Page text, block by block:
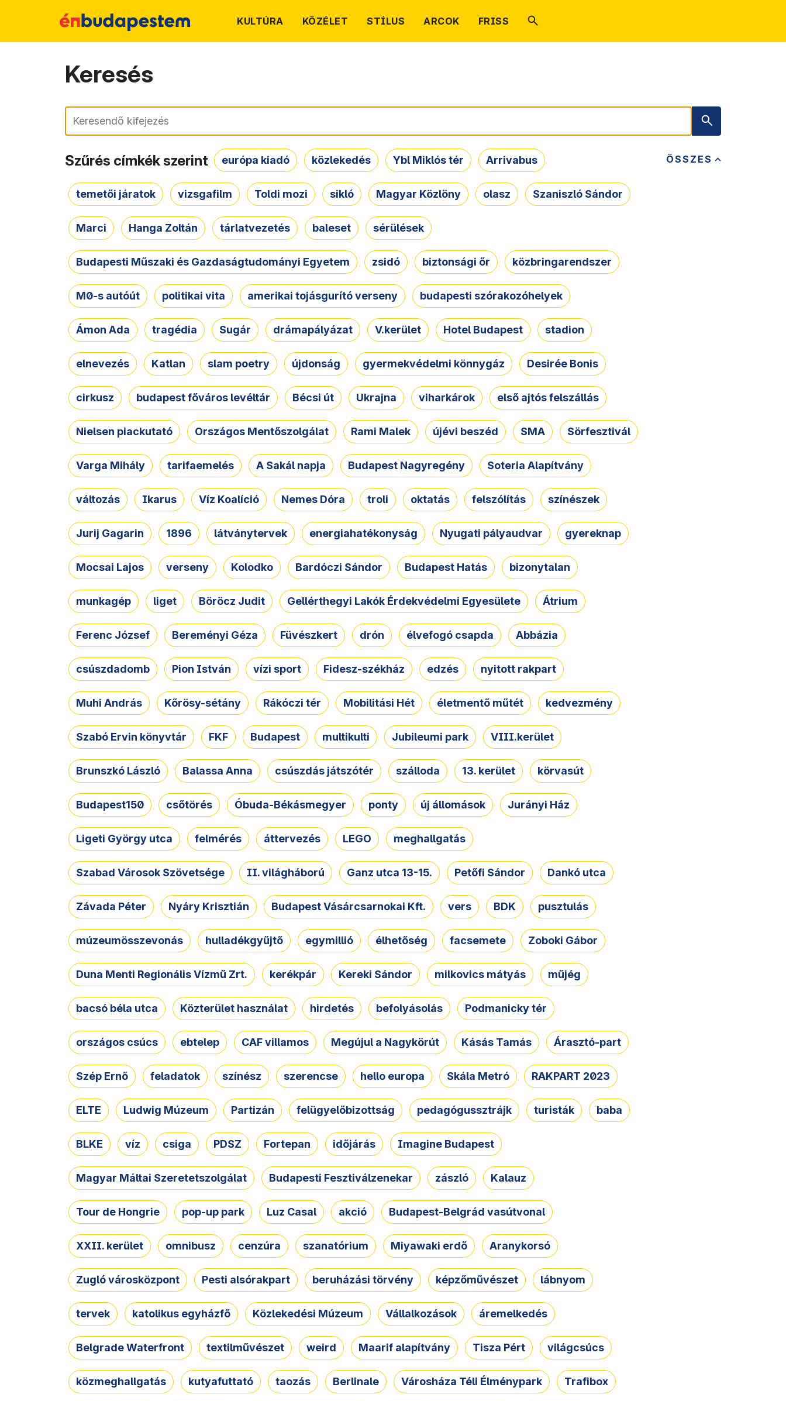
KULTÚRA KÖZÉLET STÍLUS ARCOK FRISS
Keresés
Keresés
ÖSSZES
Szűrés címkék szerint európa kiadó közlekedés Ybl Miklós tér Arrivabus
temetői járatok vizsgafilm Toldi mozi sikló Magyar Közlöny olasz Szaniszló Sándor
Marci Hanga Zoltán tárlatvezetés baleset sérülések
Budapesti Műszaki és Gazdaságtudományi Egyetem zsidó biztonsági őr közbringarendszer
M0-s autóút politikai vita amerikai tojásgurító verseny budapesti szórakozóhelyek
Ámon Ada tragédia Sugár drámapályázat V.kerület Hotel Budapest stadion
elnevezés Katlan slam poetry újdonság gyermekvédelmi könnygáz Desirée Bonis
cirkusz budapest főváros levéltár Bécsi út Ukrajna viharkárok első ajtós felszállás
Nielsen piackutató Országos Mentőszolgálat Rami Malek újévi beszéd SMA Sörfesztivál
Varga Mihály tarifaemelés A Sakál napja Budapest Nagyregény Soteria Alapítvány
változás Ikarus Víz Koalíció Nemes Dóra troli oktatás felszólítás színészek
Jurij Gagarin 1896 látványtervek energiahatékonyság Nyugati pályaudvar gyereknap
Mocsai Lajos verseny Kolodko Bardóczi Sándor Budapest Hatás bizonytalan
munkagép liget Böröcz Judit Gellérthegyi Lakók Érdekvédelmi Egyesülete Átrium
Ferenc József Bereményi Géza Füvészkert drón élvefogó csapda Abbázia
csúszdadomb Pion István vízi sport Fidesz-székház edzés nyitott rakpart
Muhi András Kőrösy-sétány Rákóczi tér Mobilitási Hét életmentő műtét kedvezmény
Szabó Ervin könyvtár FKF Budapest multikulti Jubileumi park VIII.kerület
Brunszkó László Balassa Anna csúszdás játszótér szálloda 13. kerület körvasút
Budapest150 csőtörés Óbuda-Békásmegyer ponty új állomások Jurányi Ház
Ligeti György utca felmérés áttervezés LEGO meghallgatás
Szabad Városok Szövetsége II. világháború Ganz utca 13-15. Petőfi Sándor Dankó utca
Závada Péter Nyáry Krisztián Budapest Vásárcsarnokai Kft. vers BDK pusztulás
múzeumösszevonás hulladékgyűjtő egymillió élhetőség facsemete Zoboki Gábor
Duna Menti Regionális Vízmű Zrt. kerékpár Kereki Sándor milkovics mátyás műjég
bacsó béla utca Közterület használat hirdetés befolyásolás Podmanicky tér
országos csúcs ebtelep CAF villamos Megújul a Nagykörút Kásás Tamás Árasztó-part
Szép Ernő feladatok színész szerencse hello europa Skála Metró RAKPART 2023
ELTE Ludwig Múzeum Partizán felügyelőbizottság pedagógussztrájk turisták baba
BLKE víz csiga PDSZ Fortepan időjárás Imagine Budapest
Magyar Máltai Szeretetszolgálat Budapesti Fesztiválzenekar zászló Kalauz
Tour de Hongrie pop-up park Luz Casal akció Budapest-Belgrád vasútvonal
XXII. kerület omnibusz cenzúra szanatórium Miyawaki erdő Aranykorsó
Zugló városközpont Pesti alsórakpart beruházási törvény képzőművészet lábnyom
tervek katolikus egyházfő Közlekedési Múzeum Vállalkozások áremelkedés
Belgrade Waterfront textilművészet weird Maarif alapítvány Tisza Pért világcsúcs
közmeghallgatás kutyafuttató taozás Berlinale Városháza Téli Élménypark Trafibox